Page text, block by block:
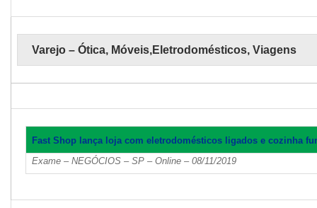
Varejo – Ótica, Móveis,Eletrodomésticos, Viagens
Fast Shop lança loja com eletrodomésticos ligados e cozinha
Exame – NEGÓCIOS – SP – Online – 08/11/2019